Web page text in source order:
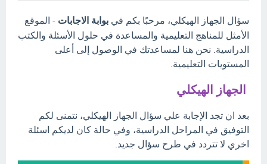
سؤال الجهاز الهيكلي، مرحبًا بكم في بوابة الاجابات - الموقع
الأمثل للمناهج التعليمية والمساعدة في حلول الأسئلة والكتب
الدراسية. نحن هنا لمساعدتك في الوصول إلى أعلى
المستويات التعليمية.
الجهاز الهيكلي
بعد ان تجد الإجابة علي سؤال الجهاز الهيكلي، نتمنى لكم
التوفيق في المراحل الدراسية، وفي حالة كان لديكم اسئلة
اخري لا تتردد في طرح سؤال جديد.